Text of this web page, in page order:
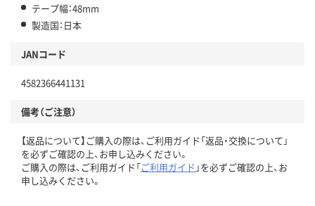
テープ幅：48mm
製造国：日本
JANコード
4582366441131
備考（ご注意）
【返品について】ご購入の際は、ご利用ガイド「返品・交換について」
を必ずご確認の上、お申し込みください。
ご購入の際は、ご利用ガイド「ご利用ガイド 」を必ずご確認の上、お
申し込みください。